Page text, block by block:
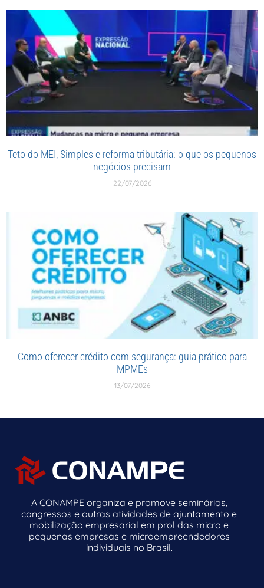
Teto do MEI, Simples e reforma tributária: o que os pequenos
negócios precisam
22/07/2026
Como oferecer crédito com segurança: guia prático para
MPMEs
13/07/2026
A CONAMPE organiza e promove seminários,
congressos e outras atividades de ajuntamento e
mobilização empresarial em prol das micro e
pequenas empresas e microempreendedores
individuais no Brasil.